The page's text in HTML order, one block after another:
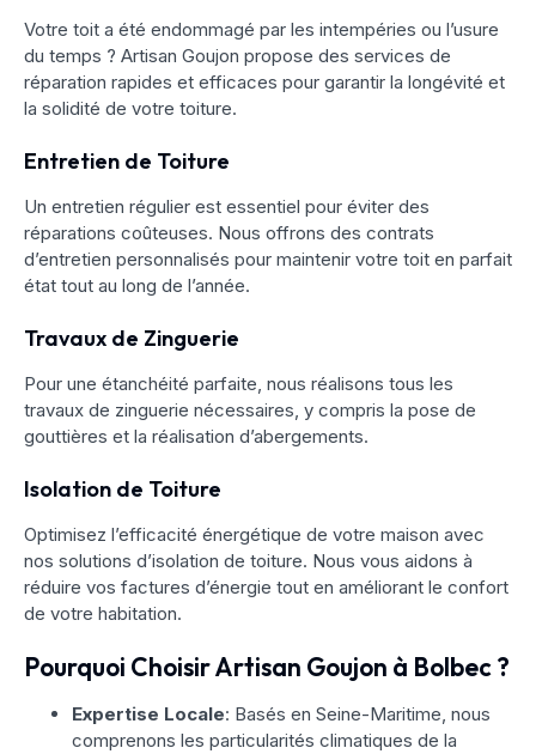
Votre toit a été endommagé par les intempéries ou l’usure
du temps ? Artisan Goujon propose des services de
réparation rapides et efficaces pour garantir la longévité et
la solidité de votre toiture.
Entretien de Toiture
Un entretien régulier est essentiel pour éviter des
réparations coûteuses. Nous offrons des contrats
d’entretien personnalisés pour maintenir votre toit en parfait
état tout au long de l’année.
Travaux de Zinguerie
Pour une étanchéité parfaite, nous réalisons tous les
travaux de zinguerie nécessaires, y compris la pose de
gouttières et la réalisation d’abergements.
Isolation de Toiture
Optimisez l’efficacité énergétique de votre maison avec
nos solutions d’isolation de toiture. Nous vous aidons à
réduire vos factures d’énergie tout en améliorant le confort
de votre habitation.
Pourquoi Choisir Artisan Goujon à Bolbec ?
Expertise Locale: Basés en Seine-Maritime, nous
comprenons les particularités climatiques de la